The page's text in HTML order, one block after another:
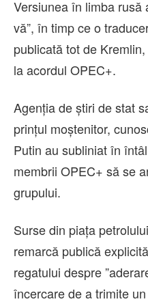
Versiunea în limba rusă
vă”, în timp ce o
publicată tot de
la acordul OPEC+.
Agenţia de ştiri de stat
prinţul moştenitor,
Putin au subliniat în
membrii OPEC+ să se
grupului.
Surse din piaţa
remarcă publică
regatului despre
încercare de a trimite